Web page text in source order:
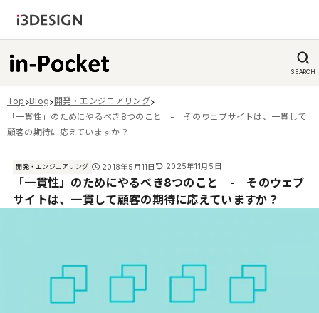
SEARCH
Top Blog
開発・エンジニアリング
「一貫性」のためにやるべき8つのこと - そのウェブサイトは、一貫して
顧客の期待に応えていますか？
開発・エンジニアリング 2018年5月11日 2025年11月5日
「一貫性」のためにやるべき8つのこと - そのウェブ
サイトは、一貫して顧客の期待に応えていますか？